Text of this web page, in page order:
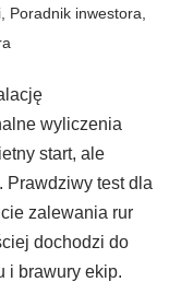
Poradnik inwestora
wyliczenia
start, ale
Prawdziwy test dla
zalewania rur
dochodzi do
i brawury ekip.